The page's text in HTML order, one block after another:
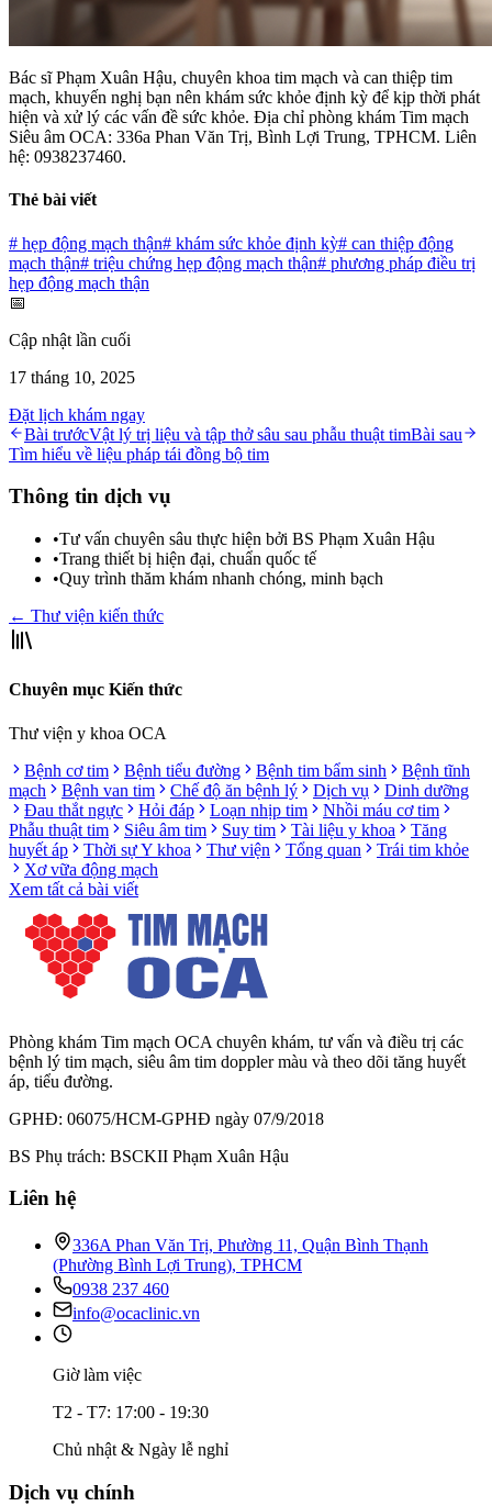
Bác sĩ Phạm Xuân Hậu, chuyên khoa tim mạch và can thiệp tim
mạch, khuyến nghị bạn nên khám sức khỏe định kỳ để kịp thời phát
hiện và xử lý các vấn đề sức khỏe. Địa chỉ phòng khám Tim mạch
Siêu âm OCA: 336a Phan Văn Trị, Bình Lợi Trung, TPHCM. Liên
hệ: 0938237460.
Thẻ bài viết
# hẹp động mạch thận# khám sức khỏe định kỳ# can thiệp động
mạch thận# triệu chứng hẹp động mạch thận# phương pháp điều trị
hẹp động mạch thận
📅
Cập nhật lần cuối
17 tháng 10, 2025
Đặt lịch khám ngay
Bài trướcVật lý trị liệu và tập thở sâu sau phẫu thuật timBài sau
Tìm hiểu về liệu pháp tái đồng bộ tim
Thông tin dịch vụ
•Tư vấn chuyên sâu thực hiện bởi BS Phạm Xuân Hậu
•Trang thiết bị hiện đại, chuẩn quốc tế
•Quy trình thăm khám nhanh chóng, minh bạch
← Thư viện kiến thức
Chuyên mục Kiến thức
Thư viện y khoa OCA
Bệnh cơ tim
Bệnh tiểu đường Bệnh tim bẩm sinh
Bệnh tĩnh
mạch
Bệnh van tim Chế độ ăn bệnh lý Dịch vụ
Dinh dưỡng
Đau thắt ngực
Hỏi đáp Loạn nhịp tim
Nhồi máu cơ tim
Phẫu thuật tim
Siêu âm tim Suy tim Tài liệu y khoa
Tăng
huyết áp
Thời sự Y khoa Thư viện Tổng quan
Trái tim khỏe
Xơ vữa động mạch
Xem tất cả bài viết
Phòng khám Tim mạch OCA chuyên khám, tư vấn và điều trị các
bệnh lý tim mạch, siêu âm tim doppler màu và theo dõi tăng huyết
áp, tiểu đường.
GPHĐ: 06075/HCM-GPHĐ ngày 07/9/2018
BS Phụ trách: BSCKII Phạm Xuân Hậu
Liên hệ
336A Phan Văn Trị, Phường 11, Quận Bình Thạnh
(Phường Bình Lợi Trung), TPHCM
0938 237 460
info@ocaclinic.vn
Giờ làm việc
T2 - T7: 17:00 - 19:30
Chủ nhật & Ngày lễ nghỉ
Dịch vụ chính